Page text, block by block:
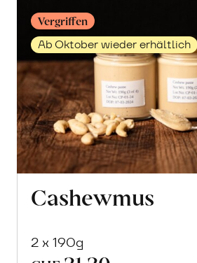
Vergriffen
Ab Oktober wieder erhältlich
Cashewmus
2 x 190g